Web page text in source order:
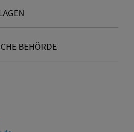
BEHÖRDE